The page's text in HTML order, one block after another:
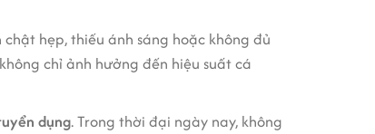
hẹp, thiếu ánh sáng hoặc không đủ
chỉ ảnh hưởng đến hiệu suất cá
dụng. Trong thời đại ngày nay, không